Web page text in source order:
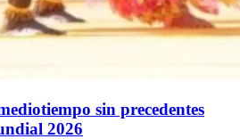
sin precedentes
2026